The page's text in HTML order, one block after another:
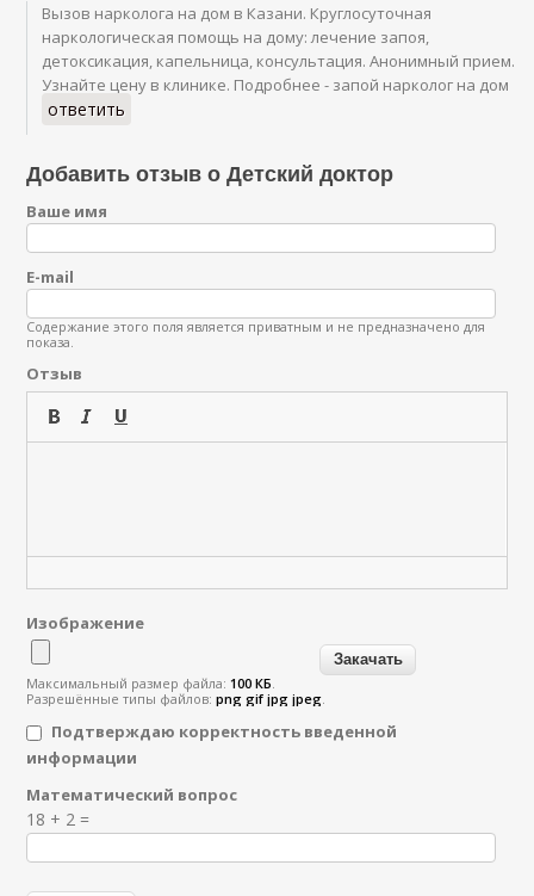
Вызов нарколога на дом в Казани. Круглосуточная
наркологическая помощь на дому: лечение запоя,
детоксикация, капельница, консультация. Анонимный прием.
Узнайте цену в клинике. Подробнее - запой нарколог на дом
ответить
Добавить отзыв о Детский доктор
Ваше имя
E-mail
Содержание этого поля является приватным и не предназначено для
показа.
Отзыв
Изображение
Максимальный размер файла:100 КБ.
Разрешённые типы файлов:png gif jpg jpeg.
Подтверждаю корректность введенной
информации
Я спамер
Математический вопрос
18 + 2 =